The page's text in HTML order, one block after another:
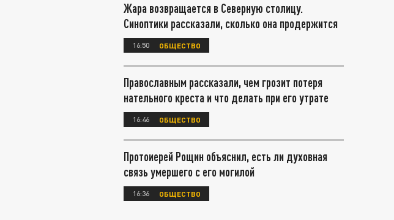
Жара возвращается в Северную столицу.
Синоптики рассказали, сколько она продержится
16:50 ОБЩЕСТВО
Православным рассказали, чем грозит потеря
нательного креста и что делать при его утрате
16:46 ОБЩЕСТВО
Протоиерей Рощин объяснил, есть ли духовная
связь умершего с его могилой
16:36 ОБЩЕСТВО